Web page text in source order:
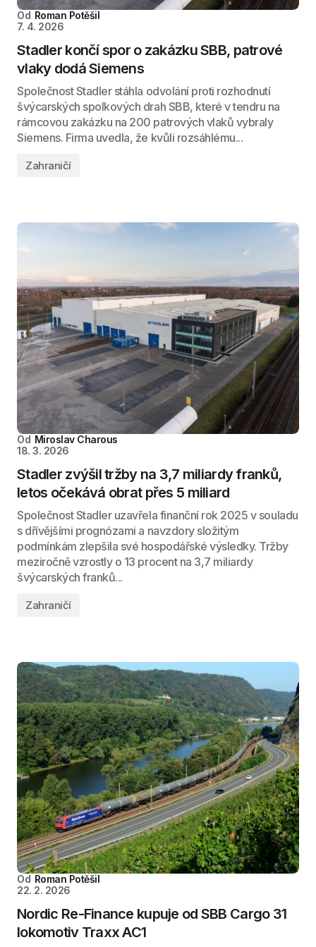
Od Roman Potěšil
7. 4. 2026
Stadler končí spor o zakázku SBB, patrové
vlaky dodá Siemens
Společnost Stadler stáhla odvolání proti rozhodnutí
švýcarských spolkových drah SBB, které v tendru na
rámcovou zakázku na 200 patrových vlaků vybraly
Siemens. Firma uvedla, že kvůli rozsáhlému...
Zahraničí
Od Miroslav Charous
18. 3. 2026
Stadler zvýšil tržby na 3,7 miliardy franků,
letos očekává obrat přes 5 miliard
Společnost Stadler uzavřela finanční rok 2025 v souladu
s dřívějšími prognózami a navzdory složitým
podmínkám zlepšila své hospodářské výsledky. Tržby
meziročně vzrostly o 13 procent na 3,7 miliardy
švýcarských franků...
Zahraničí
Od Roman Potěšil
22. 2. 2026
Nordic Re-Finance kupuje od SBB Cargo 31
lokomotiv Traxx AC1